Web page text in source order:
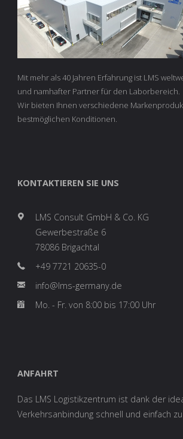
Mit mehr als 40 Jahren Erfahrung ist LMS
und namhafter Partner für den Laborbereich.
Wir bieten Ihnen verschiedene
bestmöglichen Konditionen.
KONTAKTIEREN SIE UNS
LMS Consult GmbH & Co. KG
Gewerbestraße 6
78086 Brigachtal
+49 7721 20635-0
info@lms-germany.de
Mo. - Fr. von 8:00 bis 17:00 Uhr
ANFAHRT
Das LMS Logistikzentrum ist dank der
Verkehrsanbindung schnell und einfach